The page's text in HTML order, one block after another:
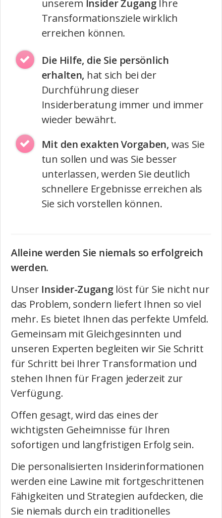
unserem Insider ZugangIhre
Transformationsziele wirklich
erreichen können.
Die Hilfe, die Sie persönlich
erhalten, hat sich bei der
Durchführung dieser
Insiderberatung immer und immer
wieder bewährt.
Mit den exakten Vorgaben, was Sie
tun sollen und was Sie besser
unterlassen, werden Sie deutlich
schnellere Ergebnisse erreichen als
Sie sich vorstellen können.
Alleine werden Sie niemals so erfolgreich
werden.
Unser Insider-Zuganglöst für Sie nicht nur
das Problem, sondern liefert Ihnen so viel
mehr. Es bietet Ihnen das perfekte Umfeld.
Gemeinsam mit Gleichgesinnten und
unseren Experten begleiten wir Sie Schritt
für Schritt bei Ihrer Transformation und
stehen Ihnen für Fragen jederzeit zur
Verfügung.
Offen gesagt, wird das eines der
wichtigsten Geheimnisse für Ihren
sofortigen und langfristigen Erfolg sein.
Die personalisierten Insiderinformationen
werden eine Lawine mit fortgeschrittenen
Fähigkeiten und Strategien aufdecken, die
Sie niemals durch ein traditionelles